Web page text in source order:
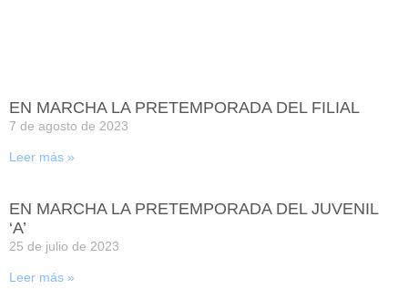
EN MARCHA LA PRETEMPORADA DEL FILIAL
7 de agosto de 2023
Leer más »
EN MARCHA LA PRETEMPORADA DEL JUVENIL
‘A’
25 de julio de 2023
Leer más »